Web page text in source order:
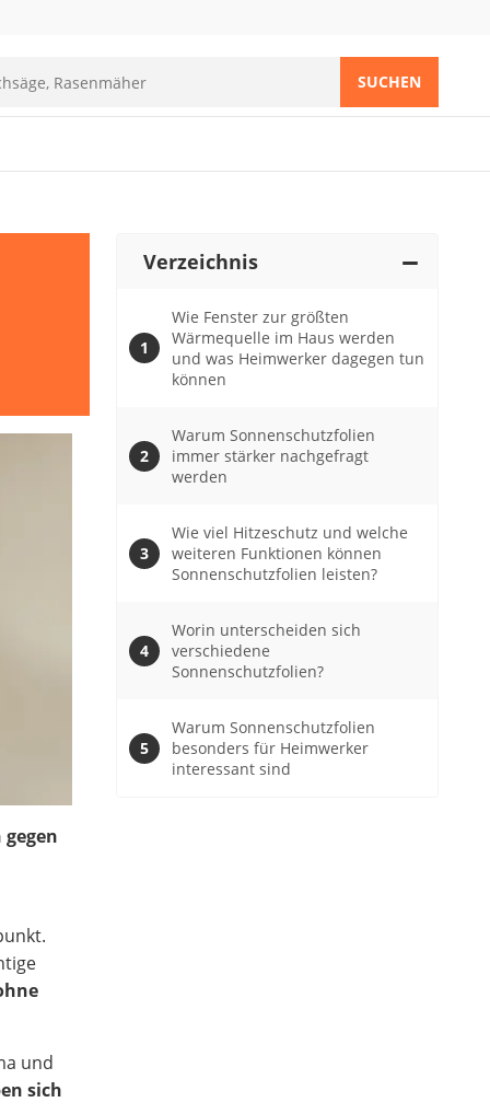
SUCHEN
und
sich
Verzeichnis
Wie Fenster zur größten
Wärmequelle im Haus werden
und was Heimwerker dagegen tun
können
Warum Sonnenschutzfolien
immer stärker nachgefragt
werden
Wie viel Hitzeschutz und welche
weiteren Funktionen können
Sonnenschutzfolien leisten?
Worin unterscheiden sich
verschiedene
Sonnenschutzfolien?
Warum Sonnenschutzfolien
besonders für Heimwerker
interessant sind